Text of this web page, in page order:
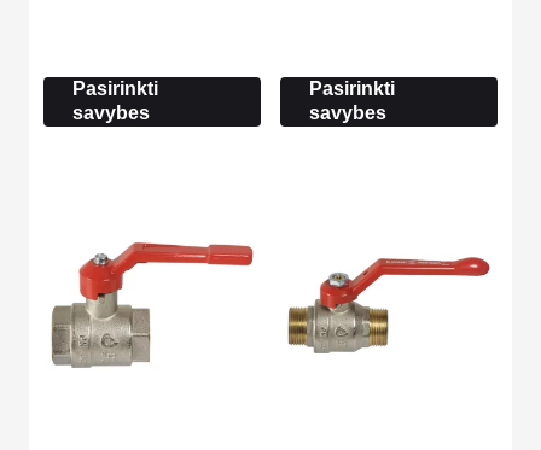
49.00 €
Pasirinkti
savybes
84.00 €
Pasirinkti
savybes